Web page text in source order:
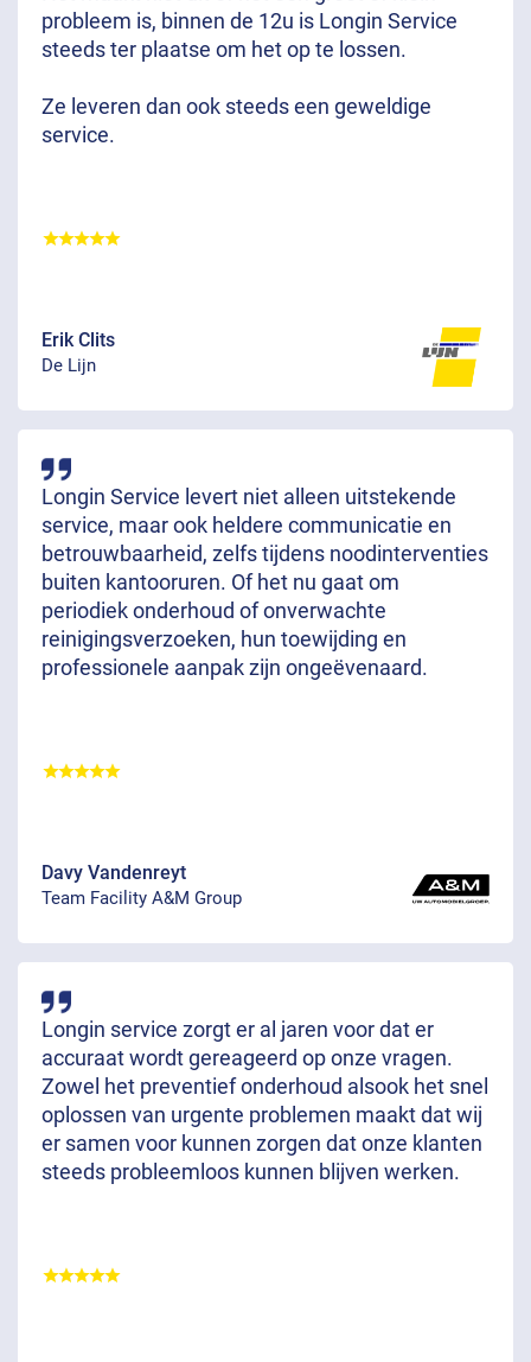
probleem is, binnen de 12u is Longin Service
steeds ter plaatse om het op te lossen.
Ze leveren dan ook steeds een geweldige
service.
Erik Clits
De Lijn
Longin Service levert niet alleen uitstekende
service, maar ook heldere communicatie en
betrouwbaarheid, zelfs tijdens noodinterventies
buiten kantooruren. Of het nu gaat om
periodiek onderhoud of onverwachte
reinigingsverzoeken, hun toewijding en
professionele aanpak zijn ongeëvenaard.
Davy Vandenreyt
Team Facility A&M Group
Longin service zorgt er al jaren voor dat er
accuraat wordt gereageerd op onze vragen.
Zowel het preventief onderhoud alsook het snel
oplossen van urgente problemen maakt dat wij
er samen voor kunnen zorgen dat onze klanten
steeds probleemloos kunnen blijven werken.